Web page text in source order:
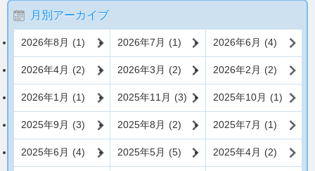
月別アーカイブ
2026年8月 (1) 2026年7月 (1) 2026年6月 (4)
2026年4月 (2) 2026年3月 (2) 2026年2月 (2)
2026年1月 (1) 2025年11月 (3) 2025年10月 (1)
2025年9月 (3) 2025年8月 (2) 2025年7月 (1)
2025年6月 (4) 2025年5月 (5) 2025年4月 (2)